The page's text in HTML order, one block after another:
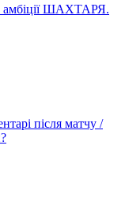
ШАХТАРЯ.
після матчу /